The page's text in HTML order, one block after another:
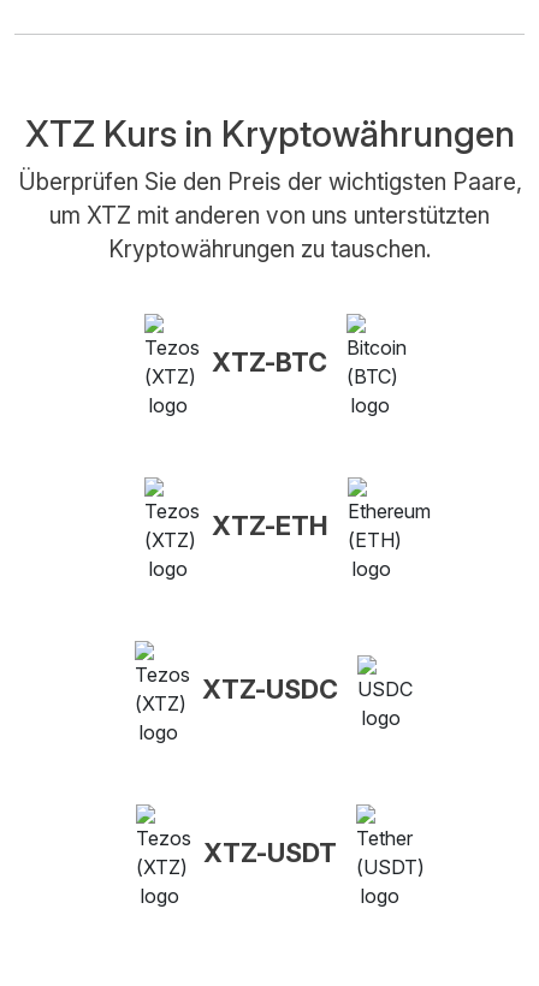
XTZ Kurs in Kryptowährungen
Überprüfen Sie den Preis der wichtigsten Paare,
um XTZ mit anderen von uns unterstützten
Kryptowährungen zu tauschen.
XTZ-BTC
XTZ-ETH
XTZ-USDC
XTZ-USDT